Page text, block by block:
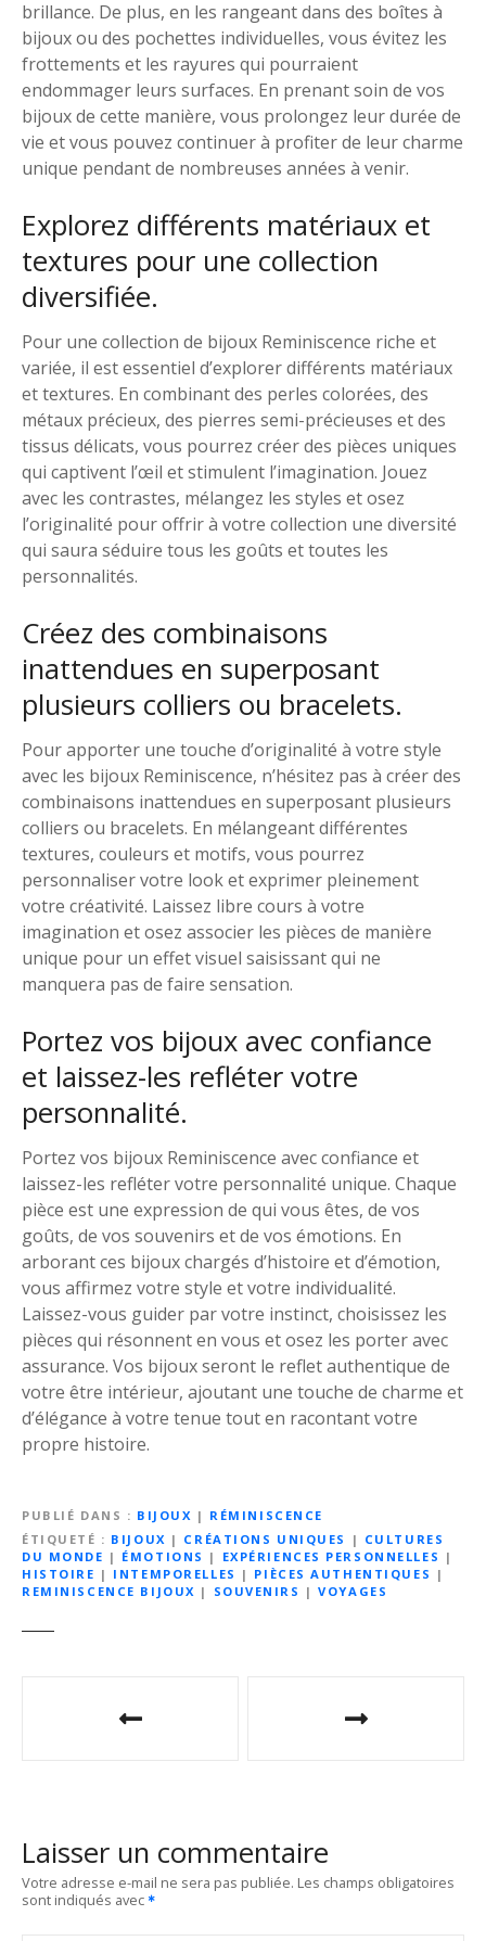
brillance. De plus, en les rangeant dans des boîtes à
bijoux ou des pochettes individuelles, vous évitez les
frottements et les rayures qui pourraient
endommager leurs surfaces. En prenant soin de vos
bijoux de cette manière, vous prolongez leur durée de
vie et vous pouvez continuer à profiter de leur charme
unique pendant de nombreuses années à venir.
Explorez différents matériaux et
textures pour une collection
diversifiée.
Pour une collection de bijoux Reminiscence riche et
variée, il est essentiel d’explorer différents matériaux
et textures. En combinant des perles colorées, des
métaux précieux, des pierres semi-précieuses et des
tissus délicats, vous pourrez créer des pièces uniques
qui captivent l’œil et stimulent l’imagination. Jouez
avec les contrastes, mélangez les styles et osez
l’originalité pour offrir à votre collection une diversité
qui saura séduire tous les goûts et toutes les
personnalités.
Créez des combinaisons
inattendues en superposant
plusieurs colliers ou bracelets.
Pour apporter une touche d’originalité à votre style
avec les bijoux Reminiscence, n’hésitez pas à créer des
combinaisons inattendues en superposant plusieurs
colliers ou bracelets. En mélangeant différentes
textures, couleurs et motifs, vous pourrez
personnaliser votre look et exprimer pleinement
votre créativité. Laissez libre cours à votre
imagination et osez associer les pièces de manière
unique pour un effet visuel saisissant qui ne
manquera pas de faire sensation.
Portez vos bijoux avec confiance
et laissez-les refléter votre
personnalité.
Portez vos bijoux Reminiscence avec confiance et
laissez-les refléter votre personnalité unique. Chaque
pièce est une expression de qui vous êtes, de vos
goûts, de vos souvenirs et de vos émotions. En
arborant ces bijoux chargés d’histoire et d’émotion,
vous affirmez votre style et votre individualité.
Laissez-vous guider par votre instinct, choisissez les
pièces qui résonnent en vous et osez les porter avec
assurance. Vos bijoux seront le reflet authentique de
votre être intérieur, ajoutant une touche de charme et
d’élégance à votre tenue tout en racontant votre
propre histoire.
PUBLIÉ DANS BIJOUX | RÉMINISCENCE
ÉTIQUETÉ
BIJOUX | CRÉATIONS UNIQUES | CULTURES
DU MONDE | ÉMOTIONS | EXPÉRIENCES PERSONNELLES |
HISTOIRE | INTEMPORELLES | PIÈCES AUTHENTIQUES |
REMINISCENCE BIJOUX | SOUVENIRS |VOYAGES
g
a
Laisser un commentaire
Votre adresse e-mail ne sera pas publiée. Les champs obligatoires
sont indiqués avec